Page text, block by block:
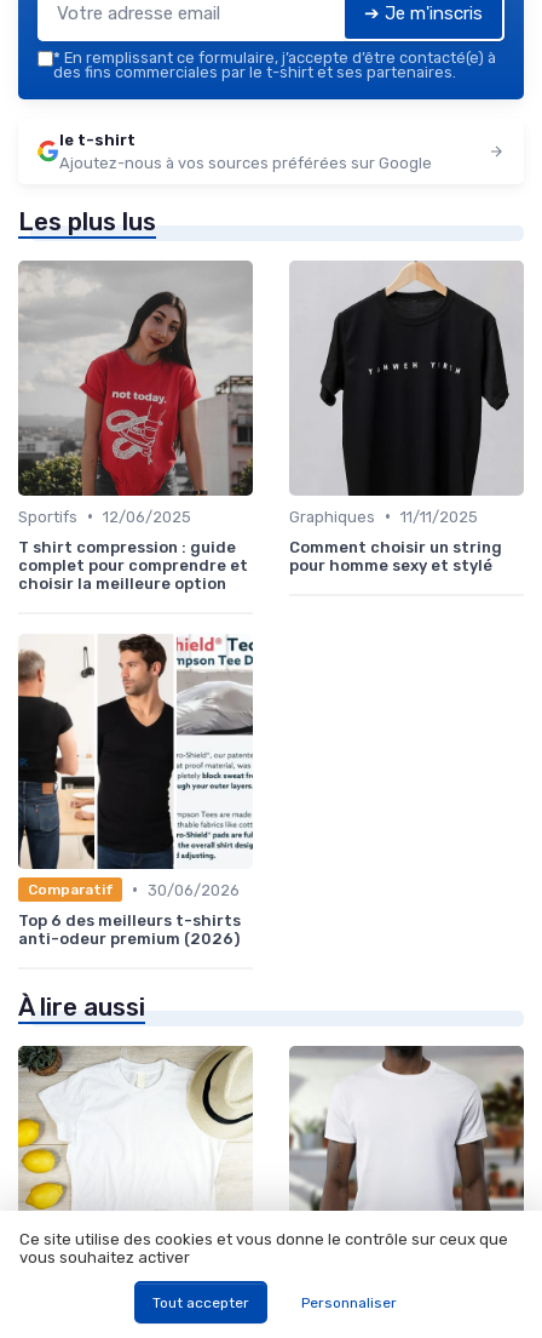
➔ Je m'inscris
* En remplissant ce formulaire, j’accepte d’être contacté(e) à
des fins commerciales par le t-shirt et ses partenaires.
le t-shirt
Ajoutez-nous à vos sources préférées sur Google
Les plus lus
Sportifs • 12/06/2025
T shirt compression : guide
complet pour comprendre et
choisir la meilleure option
Graphiques • 11/11/2025
Comment choisir un string
pour homme sexy et stylé
Comparatif • 30/06/2026
Top 6 des meilleurs t-shirts
anti-odeur premium (2026)
À lire aussi
• 10/01/2025
Unis • 10/01/2025
Ce site utilise des cookies et vous donne le contrôle sur ceux que
vous souhaitez activer
Tout accepter Personnaliser